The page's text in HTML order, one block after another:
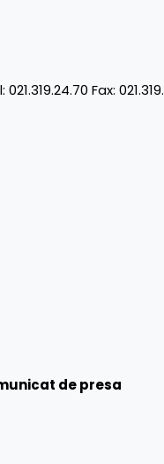
021.319.24.70 Fax:
de presa